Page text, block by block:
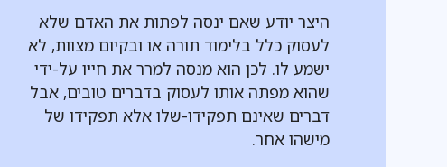
היצר יודע שאם ינסה לפתות את האדם שלא
לעסוק כלל בלימוד תורה או ובקיום מצוות, לא
ישמע לו. לכן הוא מנסה למרר את חייו על-ידי
שהוא מפתה אותו לעסוק בדברים טובים, אבל
דברים שאינם תפקידו-שלו אלא תפקידו של
מישהו אחר.